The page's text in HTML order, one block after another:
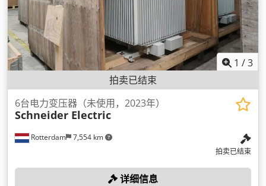
1 /3
拍卖已结束
Rotterdam 7,554 km
6台电力变压器（未使用，2023年）
Schneider Electric
拍卖已结束
详细信息